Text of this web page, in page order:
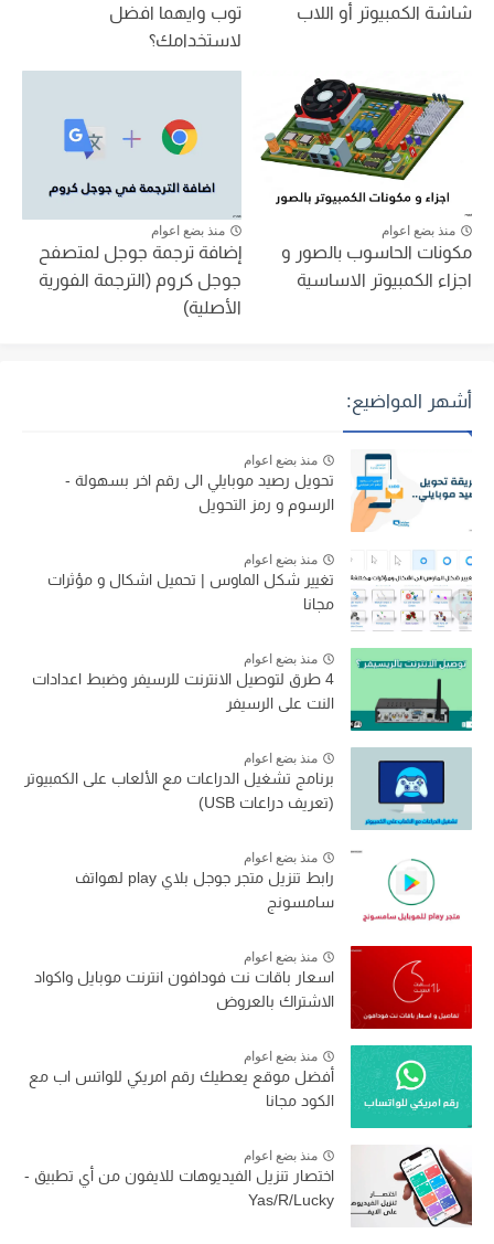
شاشة الكمبيوتر أو اللاب
توب وايهما افضل
لاستخدامك؟
منذ بضع اعوام
مكونات الحاسوب بالصور و
اجزاء الكمبيوتر الاساسية
منذ بضع اعوام
إضافة ترجمة جوجل لمتصفح
جوجل كروم (الترجمة الفورية
الأصلية)
أشهر المواضيع:
منذ بضع اعوام
تحويل رصيد موبايلي الى رقم اخر بسهولة -
الرسوم و رمز التحويل
منذ بضع اعوام
تغيير شكل الماوس | تحميل اشكال و مؤثرات
مجانا
منذ بضع اعوام
4 طرق لتوصيل الانترنت للرسيفر وضبط اعدادات
النت على الرسيفر
منذ بضع اعوام
برنامج تشغيل الدراعات مع الألعاب على الكمبيوتر
(تعريف دراعات USB)
منذ بضع اعوام
رابط تنزيل متجر جوجل بلاي play لهواتف
سامسونج
منذ بضع اعوام
اسعار باقات نت فودافون انترنت موبايل واكواد
الاشتراك بالعروض
منذ بضع اعوام
أفضل موقع يعطيك رقم امريكي للواتس اب مع
الكود مجانا
منذ بضع اعوام
اختصار تنزيل الفيديوهات للايفون من أي تطبيق -
Yas/R/Lucky